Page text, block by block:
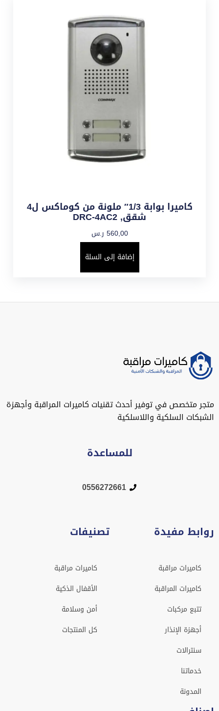
كاميرا بوابة 1/3″ ملونة من كوماكس ل4
شقق, DRC-4AC2
560,00 ر.س
إضافة إلى السلة
متجر متخصص في توفير أحدث تقنيات كاميرات المراقبة وأجهزة
الشبكات السلكية واللاسلكية
للمساعدة
0556272661
روابط مفيدة
كاميرات مراقبة
كاميرات المراقبة
تتبع مركبات
أجهزة الإنذار
سنترالات
خدماتنا
المدونة
تصنيفات
كاميرات مراقبة
الأقفال الذكية
أمن وسلامة
كل المنتجات